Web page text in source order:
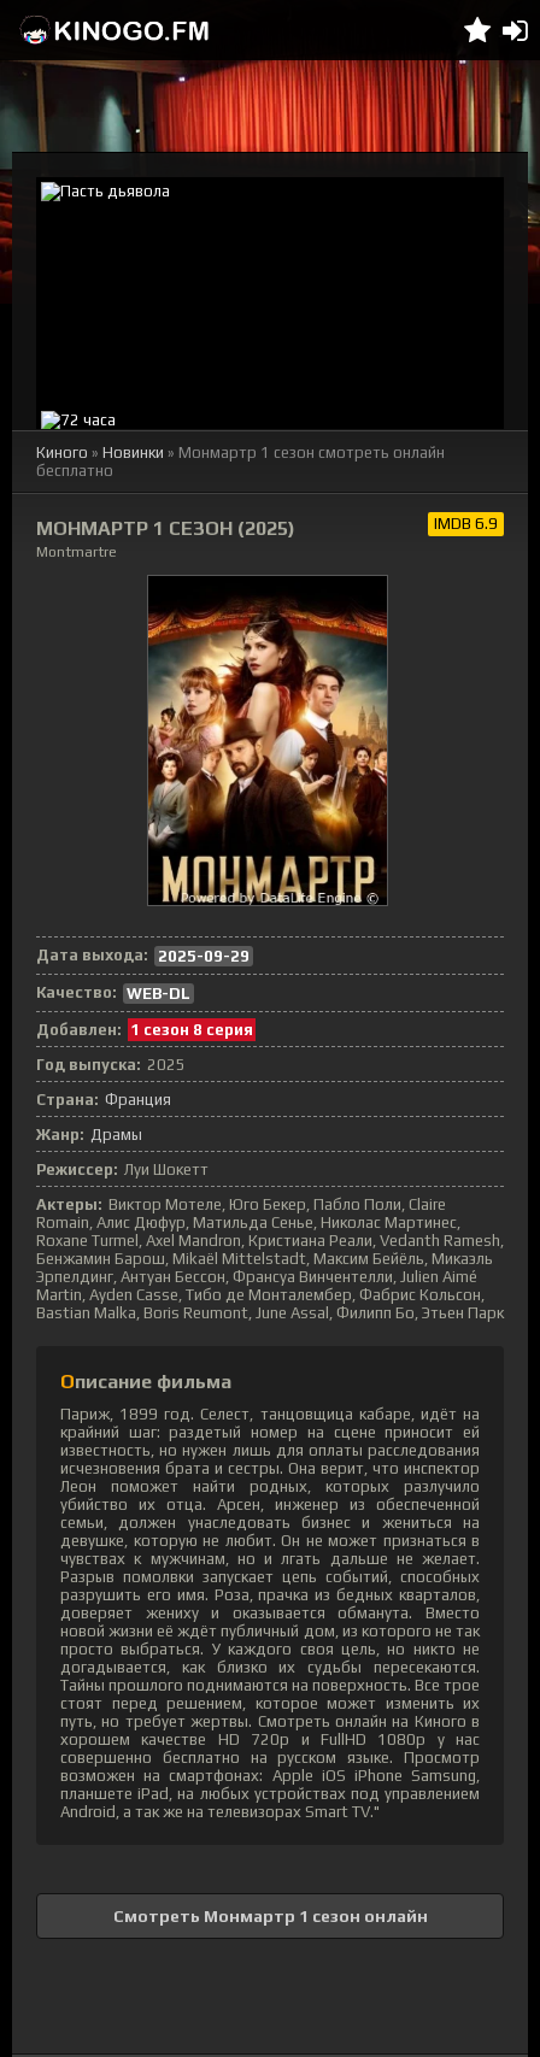
Киного » Новинки » Монмартр 1 сезон смотреть онлайн
бесплатно
МОНМАРТР 1 СЕЗОН (2025)
Montmartre
IMDB 6.9
Дата выхода:
2025-09-29
Качество: WEB-DL
Добавлен: 1 сезон 8 серия
Год выпуска: 2025
Страна: Франция
Жанр: Драмы
Режиссер: Луи Шокетт
Актеры: Виктор Мотеле, Юго Бекер, Пабло Поли, Claire
Romain, Алис Дюфур, Матильда Сенье, Николас Мартинес,
Roxane Turmel, Axel Mandron, Кристиана Реали, Vedanth Ramesh,
Бенжамин Барош, Mikaël Mittelstadt, Максим Бейёль, Микаэль
Эрпелдинг, Антуан Бессон, Франсуа Винчентелли, Julien Aimé
Martin, Ayden Casse, Тибо де Монталембер, Фабрис Кольсон,
Bastian Malka, Boris Reumont, June Assal, Филипп Бо, Этьен Парк
Описание фильма
Париж, 1899 год. Селест, танцовщица кабаре, идёт на
крайний шаг: раздетый номер на сцене приносит ей
известность, но нужен лишь для оплаты расследования
исчезновения брата и сестры. Она верит, что инспектор
Леон поможет найти родных, которых разлучило
убийство их отца. Арсен, инженер из обеспеченной
семьи, должен унаследовать бизнес и жениться на
девушке, которую не любит. Он не может признаться в
чувствах к мужчинам, но и лгать дальше не желает.
Разрыв помолвки запускает цепь событий, способных
разрушить его имя. Роза, прачка из бедных кварталов,
доверяет жениху и оказывается обманута. Вместо
новой жизни её ждёт публичный дом, из которого не так
просто выбраться. У каждого своя цель, но никто не
догадывается, как близко их судьбы пересекаются.
Тайны прошлого поднимаются на поверхность. Все трое
стоят перед решением, которое может изменить их
путь, но требует жертвы. Смотреть онлайн на Киного в
хорошем качестве HD 720p и FullHD 1080p у нас
совершенно бесплатно на русском языке. Просмотр
возможен на смартфонах: Apple iOS iPhone Samsung,
планшете iPad, на любых устройствах под управлением
Android, а так же на телевизорах Smart TV."
Смотреть Монмартр 1 сезон онлайн